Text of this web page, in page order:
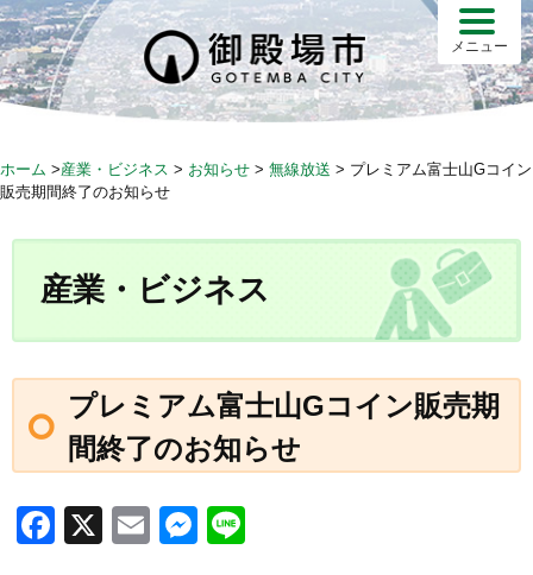
S
k
i
p
c
メニュー
ホーム >産業・ビジネス > お知らせ > 無線放送 > プレミアム富士山Gコイン
販売期間終了のお知らせ
産業・ビジネス
プレミアム富士山Gコイン販売期
間終了のお知らせ
F
X
E
M